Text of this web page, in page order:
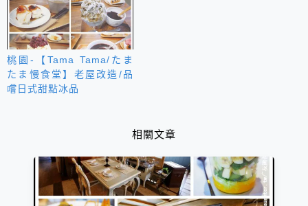
桃園-【Tama Tama/たま
たま慢食堂】老屋改造/品
嚐日式甜點冰品
相關文章